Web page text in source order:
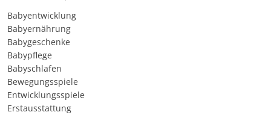
Babyentwicklung
Babyernährung
Babygeschenke
Babypflege
Babyschlafen
Bewegungsspiele
Entwicklungsspiele
Erstausstattung